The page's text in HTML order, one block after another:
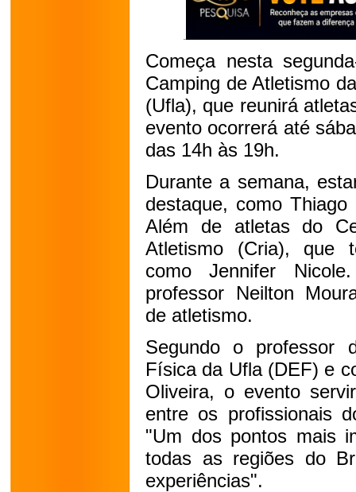
Começa nesta
Camping de Atletismo
(Ufla), que reunirá
evento ocorrerá até
das 14h às 19h.
Durante a semana,
destaque, como
Além de atletas do
Atletismo (Cria), que
como Jennifer
professor Neilton
de atletismo.
Segundo o professor
Física da Ufla (DEF) e
Oliveira, o evento
entre os profissionais
"Um dos pontos mais
todas as regiões do
experiências".